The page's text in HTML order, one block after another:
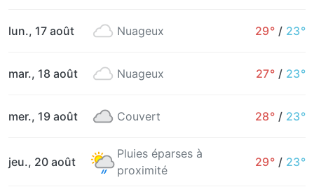
lun., 17 août Nuageux 29° / 23°
mar., 18 août Nuageux 27° / 23°
mer., 19 août Couvert 28° / 23°
jeu., 20 août
Pluies éparses à
proximité
29° / 23°